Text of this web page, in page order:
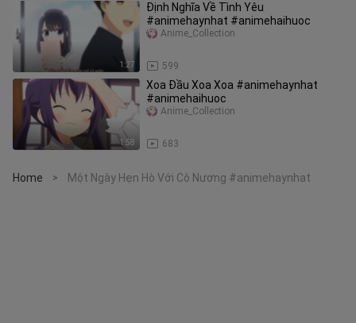
1:27
Định Nghĩa Về Tình Yêu
#animehaynhat #animehaihuoc
599
Anime_Collection
1:58
Xoa Đầu Xoa Xoa #animehaynhat
#animehaihuoc
683
Anime_Collection
Home > Một Ngày Hẹn Hò Với Cô Nương #animehaynhat